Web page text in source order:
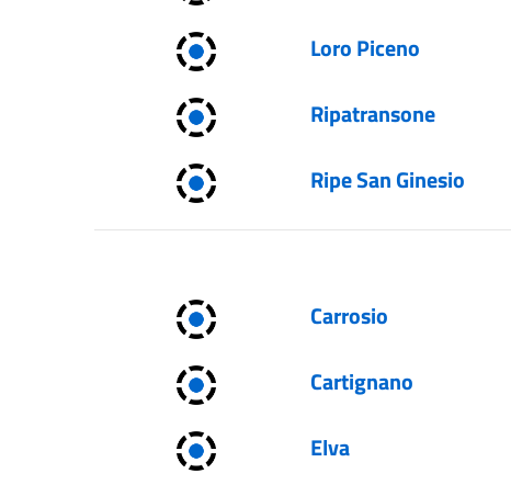
Loro Piceno
Ripatransone
Ripe San Ginesio
Carrosio
Cartignano
Elva